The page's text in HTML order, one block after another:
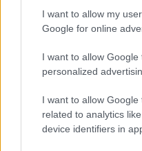
I want to allow my
Google for online
I want to allow Google
personalized
I want to allow
related to analytics
device identifiers in